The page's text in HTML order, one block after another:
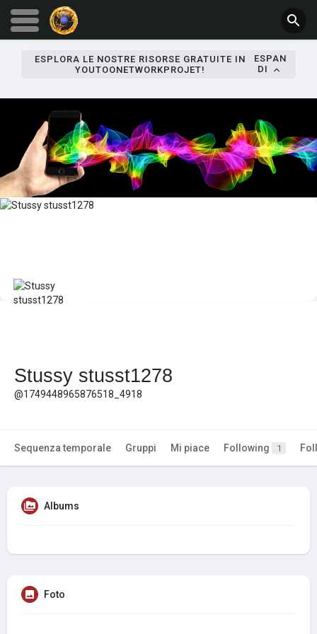
ESPLORA LE NOSTRE RISORSE GRATUITE IN
YOUTOONETWORKPROJET!
ESPAN
DI
Stussy stusst1278
@1749448965876518_4918
Sequenza temporale Gruppi Mi piace Following 1
Albums
Foto